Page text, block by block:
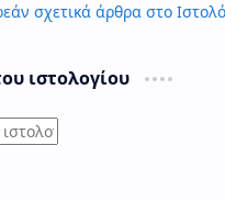
σχετικά άρθρα στο
ιστολογίου